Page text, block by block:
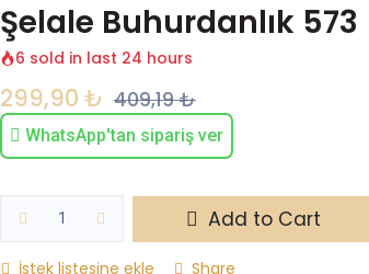
Şelale Buhurdanlık
6 sold in last 24 hours
299,90 ₺ 409,19₺
WhatsApp'tan sipariş ver
Add to Cart
İstek listesine ekle Share